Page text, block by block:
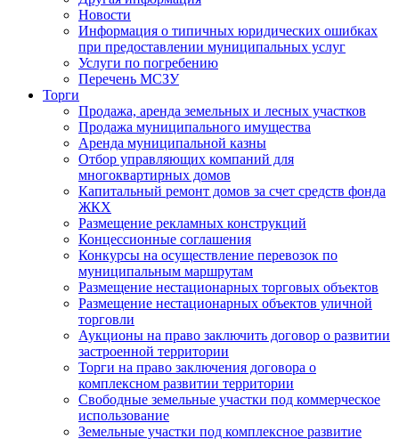
Новости
Информация о типичных юридических ошибках
при предоставлении муниципальных услуг
Услуги по погребению
Перечень МСЗУ
Торги
Продажа, аренда земельных и лесных участков
Продажа муниципального имущества
Аренда муниципальной казны
Отбор управляющих компаний для
многоквартирных домов
Капитальный ремонт домов за счет средств фонда
ЖКХ
Размещение рекламных конструкций
Концессионные соглашения
Конкурсы на осуществление перевозок по
муниципальным маршрутам
Размещение нестационарных торговых объектов
Размещение нестационарных объектов уличной
торговли
Аукционы на право заключить договор о развитии
застроенной территории
Торги на право заключения договора о
комплексном развитии территории
Свободные земельные участки под коммерческое
использование
Земельные участки под комплексное развитие